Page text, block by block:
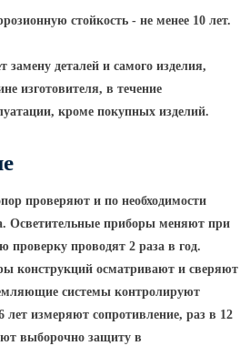
освещения
декоративные
стойкость - не менее 10 лет.
замену деталей и самого изделия,
изготовителя, в течение
кроме покупных изделий.
проверяют и по необходимости
Осветительные приборы меняют при
проверку проводят 2 раза в год.
конструкций осматривают и сверяют
системы контролируют
лет измеряют сопротивление, раз в 12
выборочно защиту в